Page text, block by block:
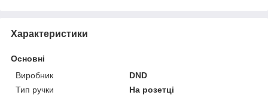
Характеристики
Основні
Виробник
DND
Тип ручки
На розетці